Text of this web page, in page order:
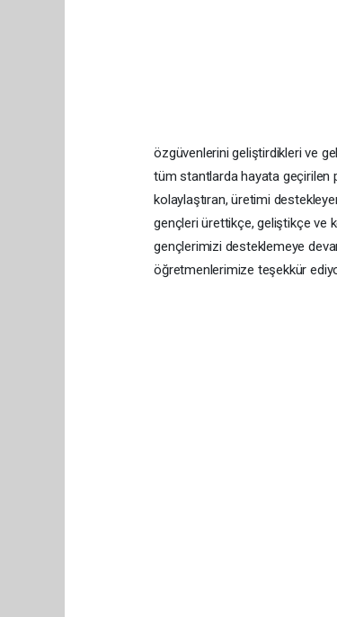
özgüvenlerini geliştirdikleri ve
tüm stantlarda hayata geçirilen
kolaylaştıran, üretimi
gençleri ürettikçe, geliştikçe ve
gençlerimizi desteklemeye
öğretmenlerimize teşekkür